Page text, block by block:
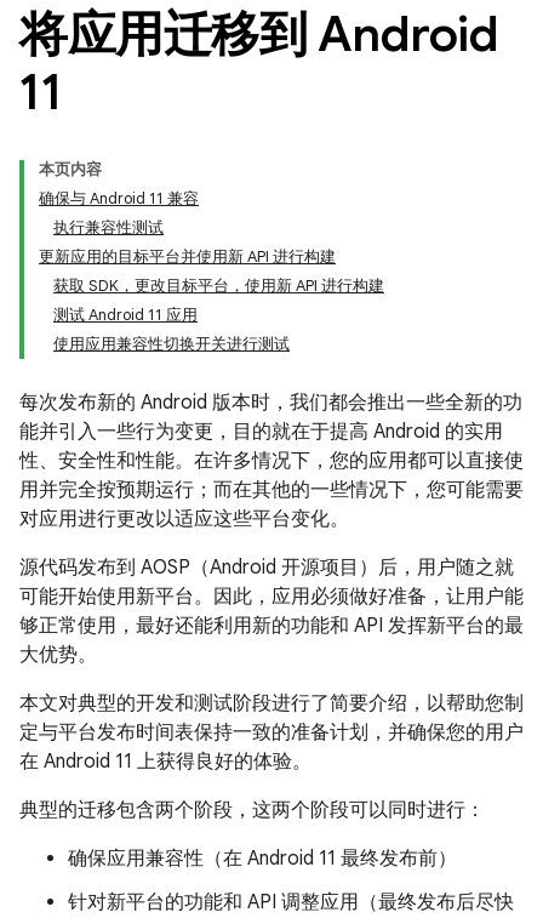
将应用迁移到 Android
11
本页内容
确保与 Android 11 兼容
执行兼容性测试
更新应用的目标平台并使用新 API 进行构建
获取 SDK，更改目标平台，使用新 API 进行构建
测试 Android 11 应用
使用应用兼容性切换开关进行测试
每次发布新的 Android 版本时，我们都会推出一些全新的功
能并引入一些行为变更，目的就在于提高 Android 的实用
性、安全性和性能。在许多情况下，您的应用都可以直接使
用并完全按预期运行；而在其他的一些情况下，您可能需要
对应用进行更改以适应这些平台变化。
源代码发布到 AOSP（Android 开源项目）后，用户随之就
可能开始使用新平台。因此，应用必须做好准备，让用户能
够正常使用，最好还能利用新的功能和 API 发挥新平台的最
大优势。
本文对典型的开发和测试阶段进行了简要介绍，以帮助您制
定与平台发布时间表保持一致的准备计划，并确保您的用户
在 Android 11 上获得良好的体验。
典型的迁移包含两个阶段，这两个阶段可以同时进行：
确保应用兼容性（在 Android 11 最终发布前）
针对新平台的功能和 API 调整应用（最终发布后尽快